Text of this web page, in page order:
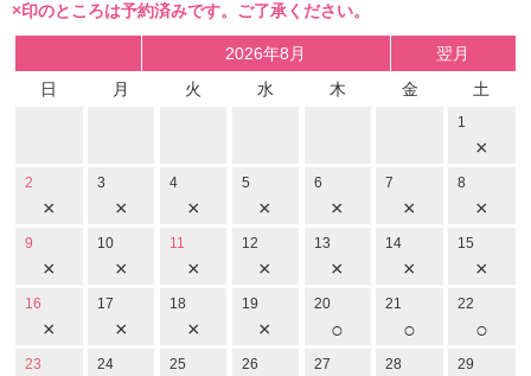
×印のところは予約済みです。ご了承ください。
2026年8月
翌月
日
月 火 水 木 金 土
1
×
2
×
3
×
4
×
5
×
6
×
7
×
8
×
9
×
10
×
11
×
12
×
13
×
14
×
15
×
16
×
17
×
18
×
19
×
20
○
21
○
22
○
23 24 25 26 27 28 29